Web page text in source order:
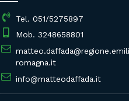
Tel. 051/5275897
Mob. 3248658801
romagna.it
info@matteodaffada.it